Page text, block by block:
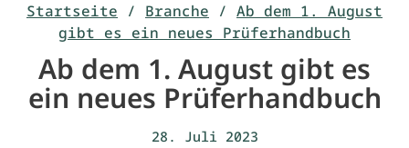
Startseite / Branche / Ab dem 1. August
gibt es ein neues Prüferhandbuch
Ab dem 1. August gibt es
ein neues Prüferhandbuch
28. Juli 2023